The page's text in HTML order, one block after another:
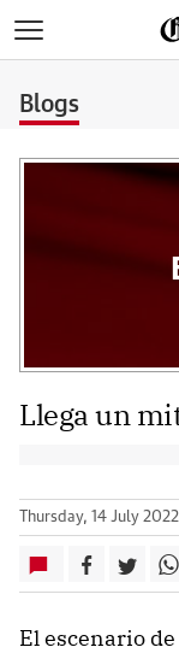
Blogs
Llega un
Thursday, 14 July
El escenario